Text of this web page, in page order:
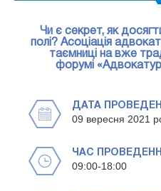
Чи є секрет, як
полі? Асоціація
таємниці на вже
форумі
ДАТА
09 вересня 2021
ЧАС
09:00-18:00